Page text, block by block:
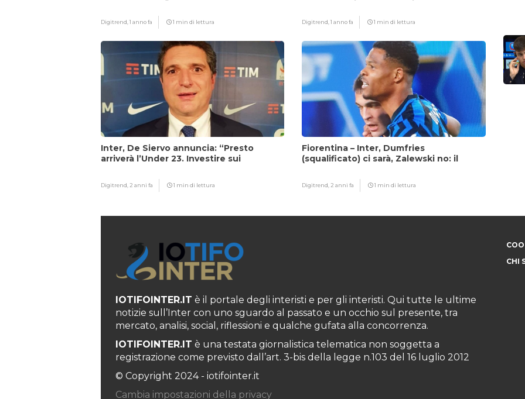
Digitrend,1 anno fa 1 min di lettura Digitrend,1 anno fa 1 min di lettura
Inter, De Siervo annuncia: “Presto
arriverà l’Under 23. Investire sui
Digitrend,2 anni fa 1 min di lettura
Fiorentina – Inter, Dumfries
(squalificato) ci sarà, Zalewski no: il
Digitrend,2 anni fa 1 min di lettura
IOTIFOINTER.IT è il portale degli interisti e per gli interisti. Qui tutte le ultime
notizie sull’Inter con uno sguardo al passato e un occhio sul presente, tra
mercato, analisi, social, riflessioni e qualche gufata alla concorrenza.
IOTIFOINTER.IT è una testata giornalistica telematica non soggetta a
registrazione come previsto dall’art. 3-bis della legge n.103 del 16 luglio 2012
© Copyright 2024 - iotifointer.it
Cambia impostazioni della privacy
CHI